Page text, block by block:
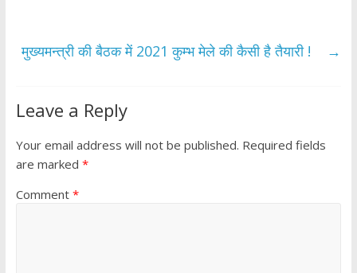
k p
मुख्यमन्त्री की बैठक में 2021 कुम्भ मेले की कैसी है तैयारी ! →
Leave a Reply
Your email address will not be published. Required fields
are marked *
Comment *